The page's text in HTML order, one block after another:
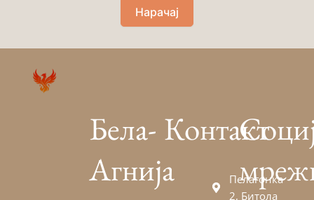
Нарачај
Бела-
Агнија
Контакт
Пелагонка
2, Битола